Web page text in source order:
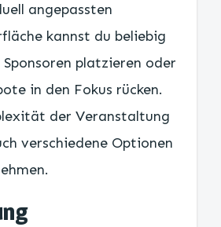
angepassten
kannst du beliebig
platzieren oder
in den Fokus rücken.
der Veranstaltung
verschiedene Optionen